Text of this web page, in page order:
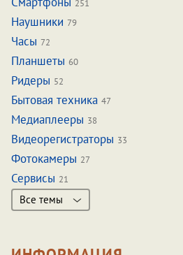
251
Наушники 79
Часы 72
Планшеты 60
Ридеры 52
Бытовая техника 47
Медиаплееры 38
Видеорегистраторы 33
Фотокамеры 27
Сервисы 21
Все темы